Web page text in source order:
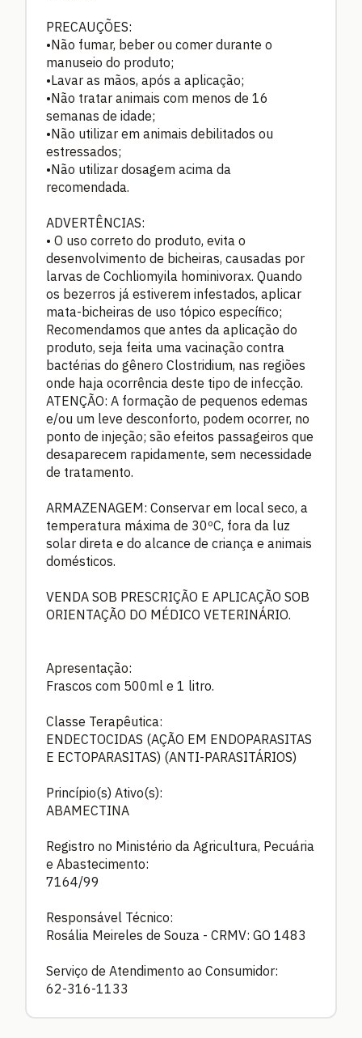
PRECAUÇÕES:
•Não fumar, beber ou comer durante o
manuseio do produto;
•Lavar as mãos, após a aplicação;
•Não tratar animais com menos de 16
semanas de idade;
•Não utilizar em animais debilitados ou
estressados;
•Não utilizar dosagem acima da
recomendada.
ADVERTÊNCIAS:
• O uso correto do produto, evita o
desenvolvimento de bicheiras, causadas por
larvas de Cochliomyila hominivorax. Quando
os bezerros já estiverem infestados, aplicar
mata-bicheiras de uso tópico específico;
Recomendamos que antes da aplicação do
produto, seja feita uma vacinação contra
bactérias do gênero Clostridium, nas regiões
onde haja ocorrência deste tipo de infecção.
ATENÇÃO: A formação de pequenos edemas
e/ou um leve desconforto, podem ocorrer, no
ponto de injeção; são efeitos passageiros que
desaparecem rapidamente, sem necessidade
de tratamento.
ARMAZENAGEM: Conservar em local seco, a
temperatura máxima de 30ºC, fora da luz
solar direta e do alcance de criança e animais
domésticos.
VENDA SOB PRESCRIÇÃO E APLICAÇÃO SOB
ORIENTAÇÃO DO MÉDICO VETERINÁRIO.
Apresentação:
Frascos com 500ml e 1 litro.
Classe Terapêutica:
ENDECTOCIDAS (AÇÃO EM ENDOPARASITAS
E ECTOPARASITAS) (ANTI-PARASITÁRIOS)
Princípio(s) Ativo(s):
ABAMECTINA
Registro no Ministério da Agricultura, Pecuária
e Abastecimento:
7164/99
Responsável Técnico:
Rosália Meireles de Souza - CRMV: GO 1483
Serviço de Atendimento ao Consumidor:
62-316-1133